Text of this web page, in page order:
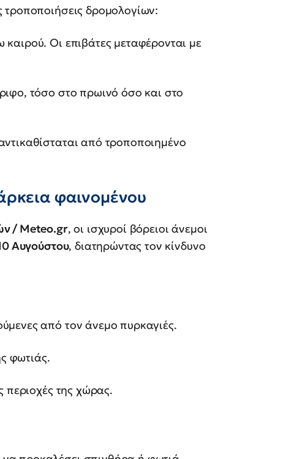
δρομολογίων:
Οι επιβάτες μεταφέρονται με
τόσο στο πρωινό όσο και στο
από τροποποιημένο
φαινομένου
/ Meteo.gr, οι ισχυροί βόρειοι άνεμοι
Αυγούστου, διατηρώντας τον κίνδυνο
από τον άνεμο πυρκαγιές.
φωτιάς.
περιοχές της χώρας.